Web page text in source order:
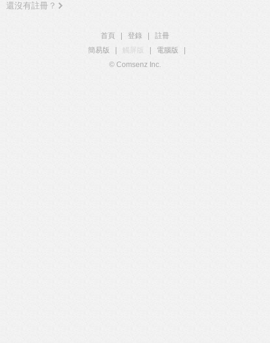
還沒有註冊？
首頁 登錄
註冊
簡易版
觸屏版 電腦版
© Comsenz Inc.